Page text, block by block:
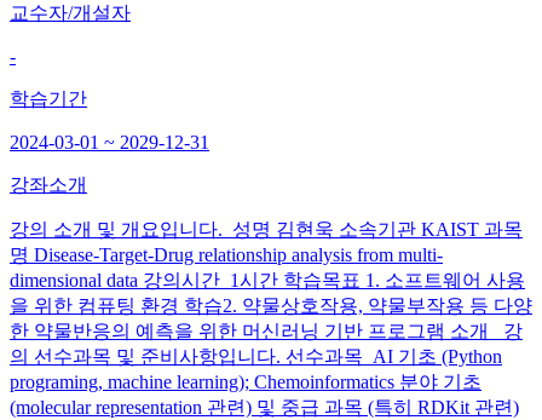
교수자/개설자
-
학습기간
2024-03-01 ~ 2029-12-31
강좌소개
강의 소개 및 개요입니다. 성명 김현욱 소속기관 KAIST 과목
명 Disease-Target-Drug relationship analysis from multi-
dimensional data 강의시간 1시간 학습목표 1. 소프트웨어 사용
을 위한 컴퓨팅 환경 학습2. 약물상호작용, 약물부작용 등 다양
한 약물반응의 예측을 위한 머신러닝 기반 프로그램 소개 강
의 선수과목 및 준비사항입니다. 선수과목 AI 기초 (Python
programing, machine learning); Chemoinformatics 분야 기초
(molecular representation 관련) 및 중급 과목 (특히 RDKit 관련)